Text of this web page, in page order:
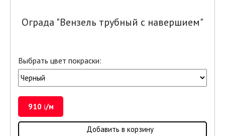
Ограда "Вензель трубный с навершием"
Выбрать цвет покраски:
910 i/м
Добавить в корзину